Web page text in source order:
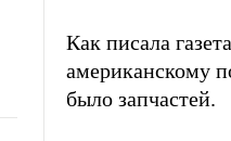
Как писала
американскому
было запчастей.